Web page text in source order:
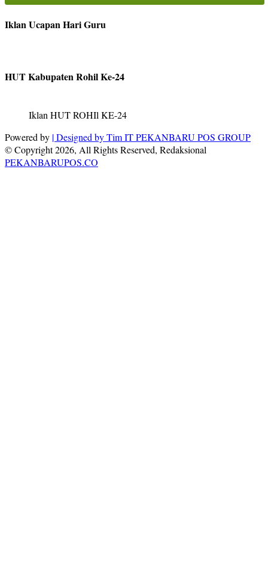
Iklan Ucapan Hari Guru
HUT Kabupaten Rohil Ke-24
Iklan HUT ROHIl KE-24
Powered by | Designed byTim IT PEKANBARU POS GROUP
© Copyright 2026, All Rights Reserved, Redaksional
PEKANBARUPOS.CO